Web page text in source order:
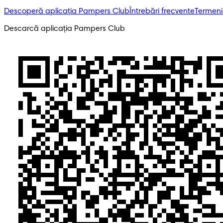
Descoperă aplicația Pampers Club Întrebări frecvente
Descarcă aplicația Pampers Club